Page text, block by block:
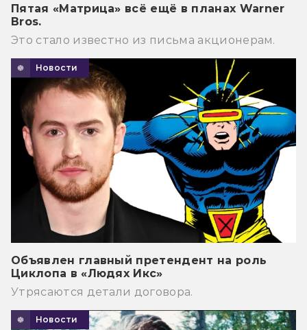
Пятая «Матрица» всё ещё в планах Warner
Bros.
Это стало известно из письма акционерам.
Новости
Объявлен главный претендент на роль
Циклопа в «Людях Икс»
Утрясаются детали договора.
Новости